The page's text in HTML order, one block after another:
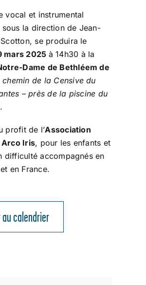
vocal et instrumental
sous la direction de Jean-
se produira le
mars 2025 à 14h30 à la
Dame de Bethléem de
chemin de la Censive du
– près de la piscine du
profit de l’Association
Iris, pour les enfants et
difficulté accompagnés en
en France.
au calendrier